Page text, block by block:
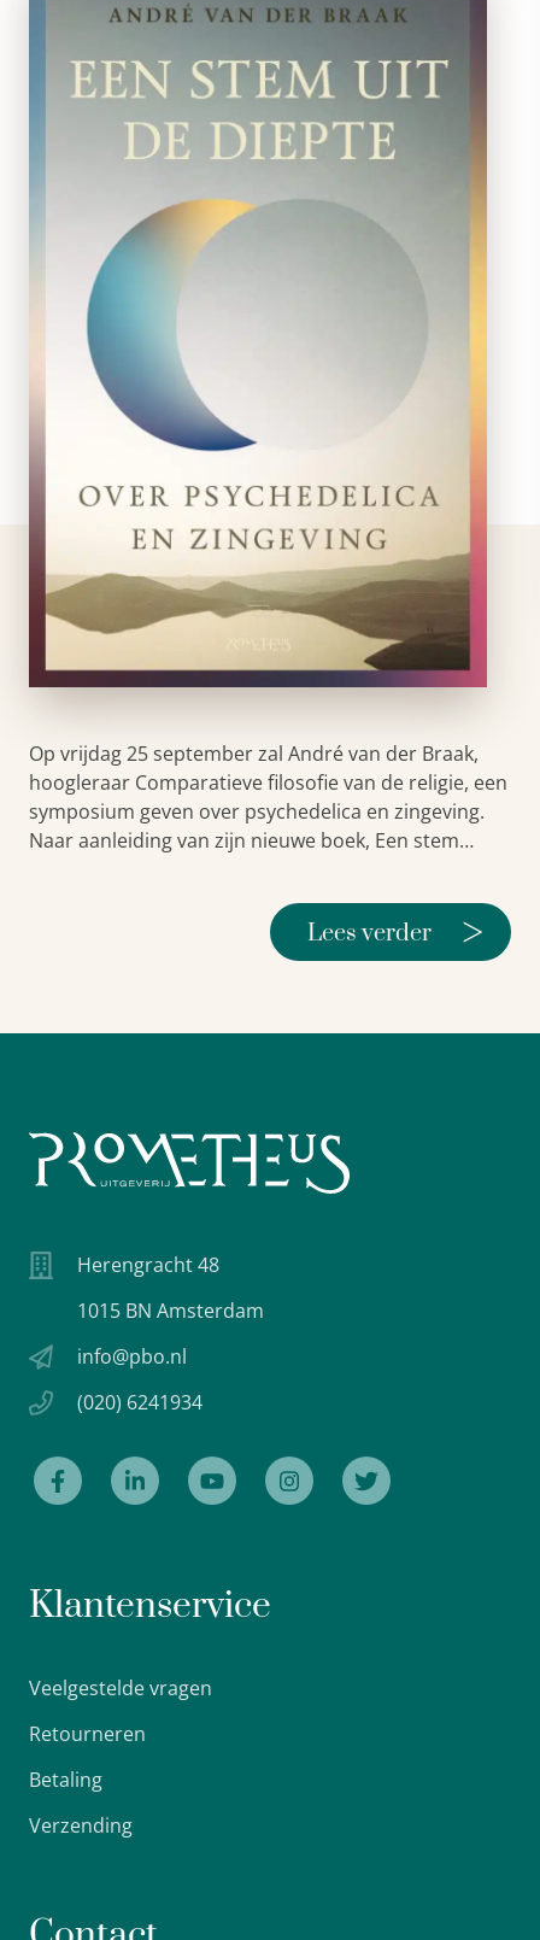
Op vrijdag 25 september zal André van der Braak,
hoogleraar Comparatieve filosofie van de religie, een
symposium geven over psychedelica en zingeving.
Naar aanleiding van zijn nieuwe boek, Een stem…
Lees verder >
Herengracht 48
1015 BN Amsterdam
info@pbo.nl
(020) 6241934
Klantenservice
Veelgestelde vragen
Retourneren
Betaling
Verzending